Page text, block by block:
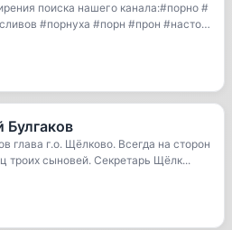
поиска нашего канала:#порно #
#порнуха #порн #прон #насто
глава г.о. Щёлково. Всегда на сторон
троих сыновей. Секретарь Щёлк...